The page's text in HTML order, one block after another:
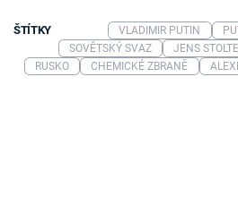
ŠTÍTKY VLADIMIR PUTIN
SOVĚTSKÝ SVAZ
JENS
RUSKO
CHEMICKÉ ZBRANĚ